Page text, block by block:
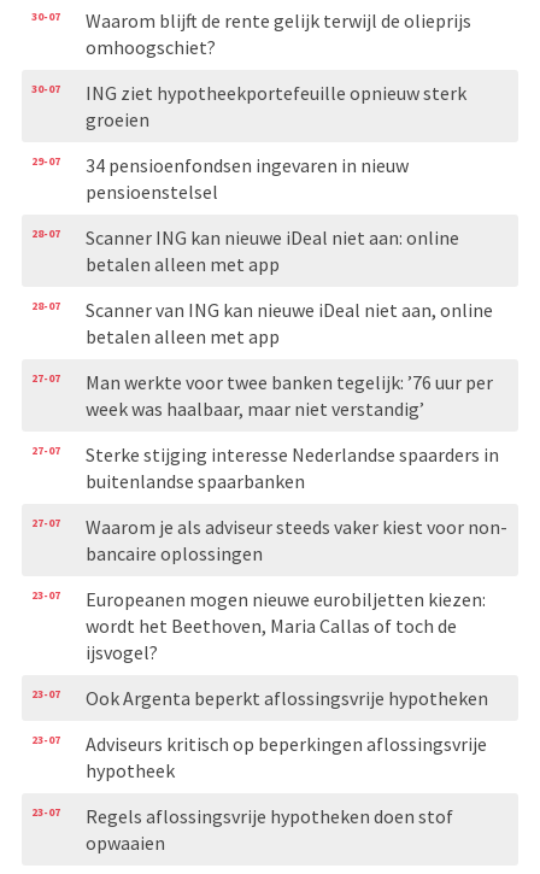
30-07
Waarom blijft de rente gelijk terwijl de olieprijs
omhoogschiet?
30-07
ING ziet hypotheekportefeuille opnieuw sterk
groeien
29-07
34 pensioenfondsen ingevaren in nieuw
pensioenstelsel
28-07
Scanner ING kan nieuwe iDeal niet aan: online
betalen alleen met app
28-07
Scanner van ING kan nieuwe iDeal niet aan, online
betalen alleen met app
27-07
Man werkte voor twee banken tegelijk: ’76 uur per
week was haalbaar, maar niet verstandig’
27-07
Sterke stijging interesse Nederlandse spaarders in
buitenlandse spaarbanken
27-07
Waarom je als adviseur steeds vaker kiest voor non-
bancaire oplossingen
23-07
Europeanen mogen nieuwe eurobiljetten kiezen:
wordt het Beethoven, Maria Callas of toch de
ijsvogel?
23-07 Ook Argenta beperkt aflossingsvrije hypotheken
23-07
Adviseurs kritisch op beperkingen aflossingsvrije
hypotheek
23-07
Regels aflossingsvrije hypotheken doen stof
opwaaien